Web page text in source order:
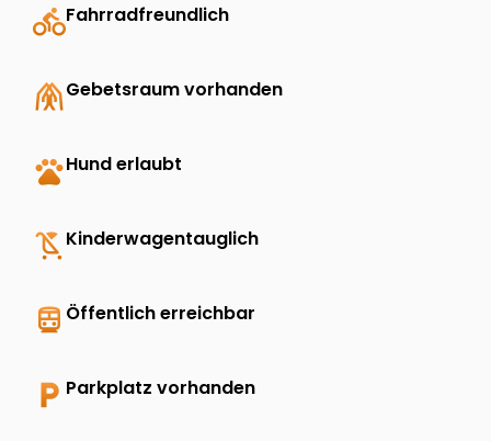
directions_bikeFahrradfreundlich
folded_handsGebetsraum vorhanden
petsHund erlaubt
child_friendly Kinderwagentauglich
directions_transit Öffentlich erreichbar
local_parking Parkplatz vorhanden